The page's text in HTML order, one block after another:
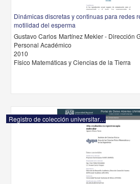
Dinámicas discretas y continuas para redes
motilidad del esperma
Gustavo Carlos Martínez Mekler - Dirección
Personal Académico
2010
Físico Matemáticas y Ciencias de la Tierra
Registro de colección universitaria